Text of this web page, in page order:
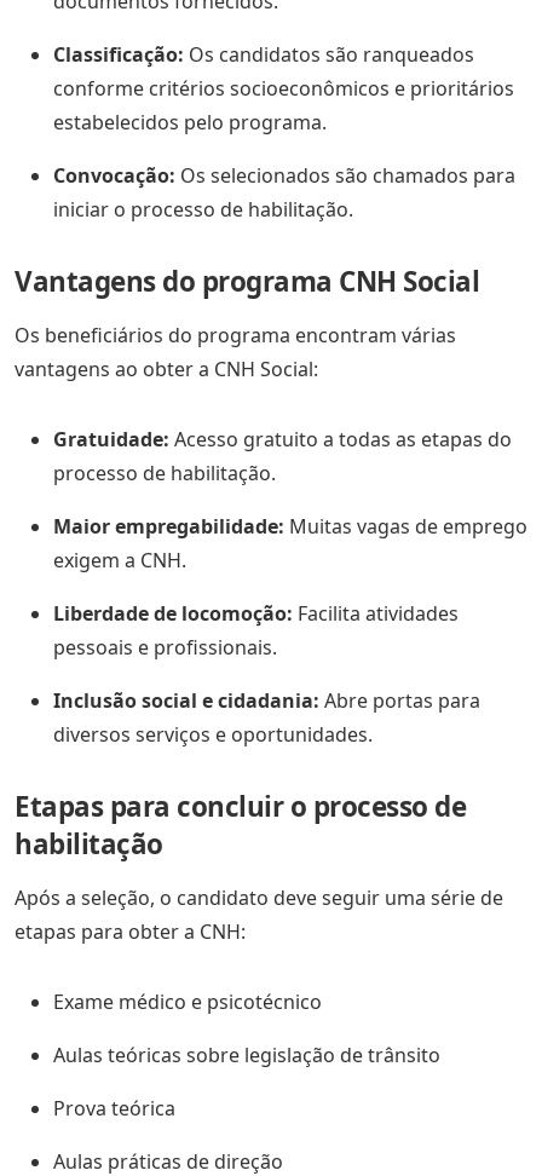
Classificação: Os candidatos são ranqueados
conforme critérios socioeconômicos e prioritários
estabelecidos pelo programa.
Convocação: Os selecionados são chamados para
iniciar o processo de habilitação.
Vantagens do programa CNH Social
Os beneficiários do programa encontram várias
vantagens ao obter a CNH Social:
Gratuidade: Acesso gratuito a todas as etapas do
processo de habilitação.
Maior empregabilidade: Muitas vagas de emprego
exigem a CNH.
Liberdade de locomoção: Facilita atividades
pessoais e profissionais.
Inclusão social e cidadania: Abre portas para
diversos serviços e oportunidades.
Etapas para concluir o processo de
habilitação
Após a seleção, o candidato deve seguir uma série de
etapas para obter a CNH:
Exame médico e psicotécnico
Aulas teóricas sobre legislação de trânsito
Prova teórica
Aulas práticas de direção